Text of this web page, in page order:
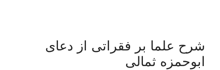
شرح علما بر فقراتی از دعای
ابوحمزه ثمالی